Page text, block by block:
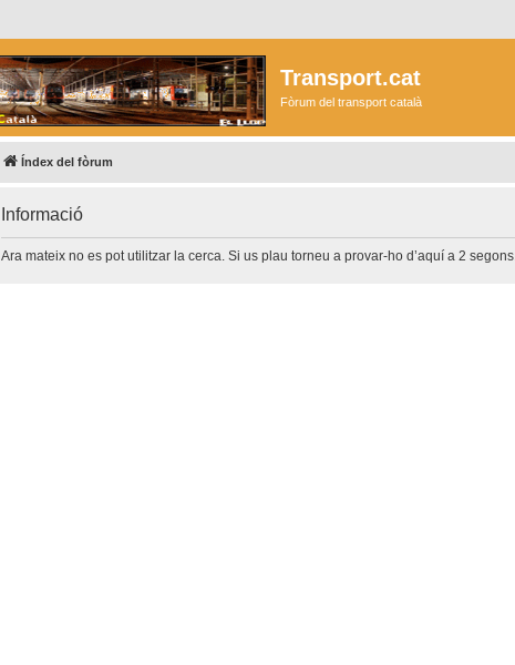
Transport.cat
Fòrum del transport català
Índex del fòrum
Informació
Ara mateix no es pot utilitzar la cerca. Si us plau torneu a provar-ho d’aquí a 2 segons.